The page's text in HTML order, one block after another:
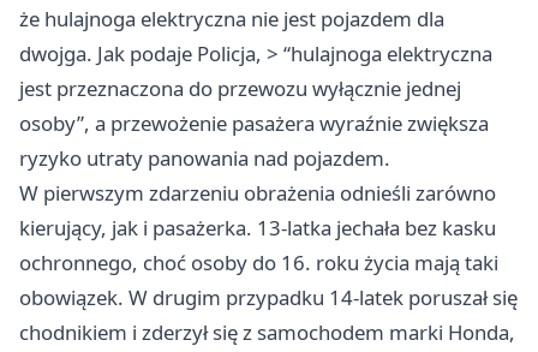
że hulajnoga elektryczna nie jest pojazdem dla
dwojga. Jak podaje Policja, > “hulajnoga elektryczna
jest przeznaczona do przewozu wyłącznie jednej
osoby”, a przewożenie pasażera wyraźnie zwiększa
ryzyko utraty panowania nad pojazdem.
W pierwszym zdarzeniu obrażenia odnieśli zarówno
kierujący, jak i pasażerka. 13-latka jechała bez kasku
ochronnego, choć osoby do 16. roku życia mają taki
obowiązek. W drugim przypadku 14-latek poruszał się
chodnikiem i zderzył się z samochodem marki Honda,